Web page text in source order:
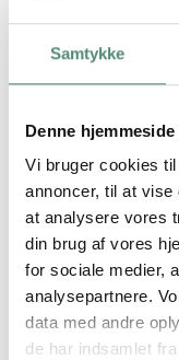
Samtykke
Denne
Vi bruger cookies
annoncer, til at
at analysere vores
din brug af vores
for sociale medier,
analysepartnere.
data med andre
de har indsamlet
BESKRIVELSE
Taco Tuesday er en
baggrund. Motivet
appetitlige detaljer
Stilen er moderne
perfekt i køkkenet
mexicansk
med Time for Tacos
dig der elsker tacos
farve.